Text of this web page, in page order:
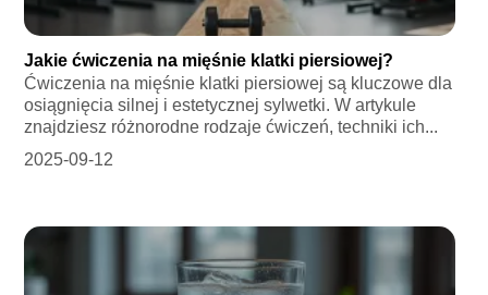
Jakie ćwiczenia na mięśnie klatki piersiowej?
Ćwiczenia na mięśnie klatki piersiowej są kluczowe dla
osiągnięcia silnej i estetycznej sylwetki. W artykule
znajdziesz różnorodne rodzaje ćwiczeń, techniki ich...
2025-09-12